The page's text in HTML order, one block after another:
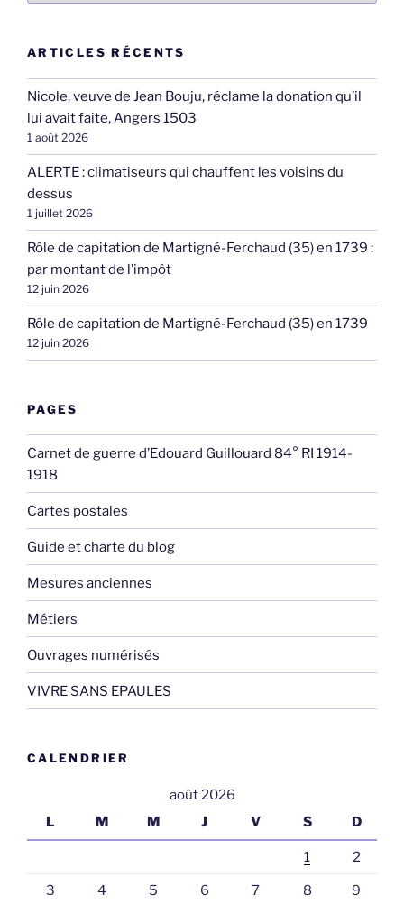
ARTICLES RÉCENTS
Nicole, veuve de Jean Bouju, réclame la donation qu’il
lui avait faite, Angers 1503
1 août 2026
ALERTE : climatiseurs qui chauffent les voisins du
dessus
1 juillet 2026
Rôle de capitation de Martigné-Ferchaud (35) en 1739 :
par montant de l’impôt
12 juin 2026
Rôle de capitation de Martigné-Ferchaud (35) en 1739
12 juin 2026
PAGES
Carnet de guerre d’Edouard Guillouard 84° RI 1914-
1918
Cartes postales
Guide et charte du blog
Mesures anciennes
Métiers
Ouvrages numérisés
VIVRE SANS EPAULES
CALENDRIER
août 2026
L
M M J V S D
1 2
3 4 5 6 7 8 9